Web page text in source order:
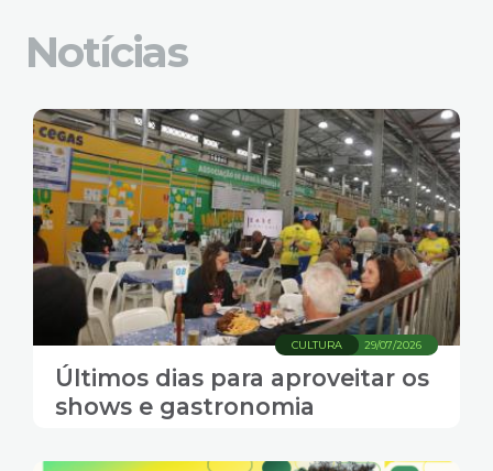
Notícias
29/07/2026
CULTURA
Últimos dias para aproveitar os
shows e gastronomia